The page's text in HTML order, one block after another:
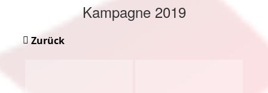
Kampagne 2019
Zurück